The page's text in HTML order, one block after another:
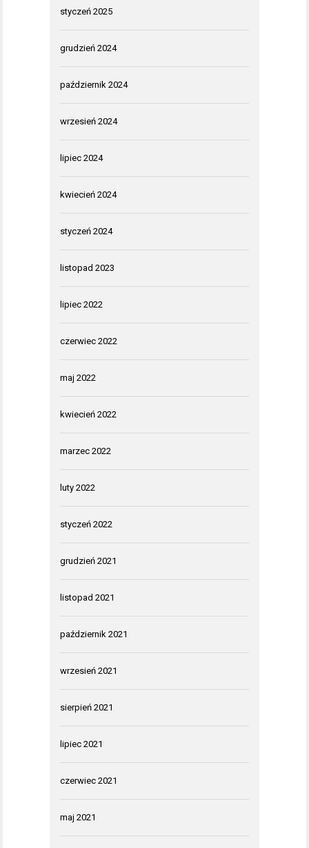
styczeń 2025
grudzień 2024
październik 2024
wrzesień 2024
lipiec 2024
kwiecień 2024
styczeń 2024
listopad 2023
lipiec 2022
czerwiec 2022
maj 2022
kwiecień 2022
marzec 2022
luty 2022
styczeń 2022
grudzień 2021
listopad 2021
październik 2021
wrzesień 2021
sierpień 2021
lipiec 2021
czerwiec 2021
maj 2021